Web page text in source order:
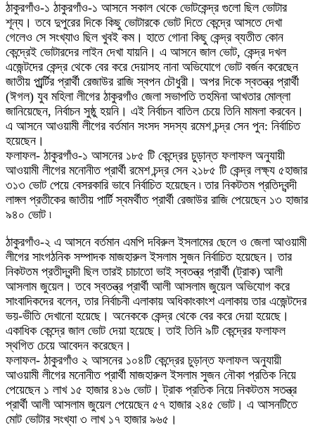
ঠাকুরগাঁও-১ ঠাকুরগাঁও-১ আসনে সকাল থেকে ভোটকেন্দ্র গুলো ছিল ভোটার
শূন্য। তবে দুপুরের দিকে কিছু ভোটারকে ভোট দিতে কেন্দ্রে আসতে দেখা
গেলেও সে সংখ্যাও ছিল খুবই কম। হাতে গোনা কিছু কেন্দ্র ব্যতীত কোন
কেন্দ্রেই ভোটারদের লাইন দেখা যায়নি। এ আসনে জাল ভোট, কেন্দ্র দখল
এজেন্টদের কেন্দ্র থেকে বের করে দেয়াসহ নানা অভিযোগে ভোট বর্জন করেছেন
জাতীয় পার্র্র্র্টির প্রার্থী রেজাউর রাজি স্বপন চৌধুরী। অপর দিকে স্বতন্ত্র প্রার্থী
(ঈগল) যুব মহিলা লীগের ঠাকুরগাঁও জেলা সভাপতি তহমিনা আখতার মোল্লা
জানিয়েছেন, নির্বাচন সুষ্ঠু হয়নি। এই নির্বাচন বাতিল চেয়ে তিনি মামলা করবেন।
এ আসনে আওয়ামী লীগের বর্তমান সংসদ সদস্য রমেশ চন্দ্র সেন পুন: নির্বাচিত
হয়েছেন।
ফলাফল- ঠাকুরগাঁও-১ আসনের ১৮৫ টি কেন্দ্রের চুড়ান্ত ফলাফল অনুযায়ী
আওয়ামী লীগের মনোনীত প্রার্থী রমেশ চন্দ্র সেন ২১৮৫ টি কেন্দ্র লক্ষ্য ৫হাজার
৩১৩ ভোট পেয়ে বেসরকারি ভাবে নির্বাচিত হয়েছেন ৷ তার নিকটতম প্রতিদ্বন্দী
লাঙ্গল প্রতীকের জাতীয় পার্টি স্বমর্থীত প্রার্থী রেজাউর রাজি পেয়েছেন ১৩ হাজার
৯৪০ ভোট ৷
ঠাকুরগাঁও-২ এ আসনে বর্তমান এমপি দবিরুল ইসলামের ছেলে ও জেলা আওয়ামী
লীগের সাংগঠনিক সম্পাদক মাজহারুল ইসলাম সুজন নির্বাচিত হয়েছেন। তার
নিকটতম প্রতীদ্বন্দী ছিল তারই চাচাতো ভাই স্বতন্ত্র প্রার্থী (ট্রাক) আলী
আসলাম জুয়েল। তবে স্বতন্ত্র প্রার্থী আলী আসলাম জুয়েল অভিযোগ করে
সাংবাদিকদের বলেন, তার নির্বাচনী এলাকায় অধিকাংকাংশ এলাকায় তার এজেন্টদের
ভয়-ভীতি দেখানো হয়েছে। অনেককে কেন্দ্র থেকে বের করে দেয়া হয়েছে।
একাধিক কেন্দ্রে জাল ভোট দেয়া হয়েছে। তাই তিনি ৯টি কেন্দ্রের ফলাফল
স্থগিত চেয়ে আবেদন করেছেন।
ফলাফল- ঠাকুরগাঁও ২ আসনের ১০৪টি কেন্দ্রের চুড়ান্ত ফলাফল অনুযায়ী
আওয়ামী লীগের মনোনীত প্রার্থী মাজহারুল ইসলাম সুজন নৌকা প্রতিক নিয়ে
পেয়েছেন ১ লাখ ১৫ হাজার ৪১৬ ভোট। ট্রাক প্রতিক নিয়ে নিকটতম সতন্ত্র
প্রার্থী আলী আসলাম জুয়েল পেয়েছেন ৫৭ হাজার ২৪৫ ভোট। এ আসনটিতে
মোট ভোটার সংখ্যা ৩ লাখ ১৭ হাজার ৯৬৫।